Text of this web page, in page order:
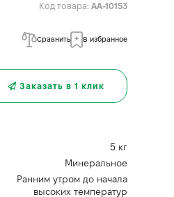
Код товара: AA-10153
Сравнить В избранное
Заказать в 1 клик
5 кг
Минеральное
Ранним утром до начала
высоких температур